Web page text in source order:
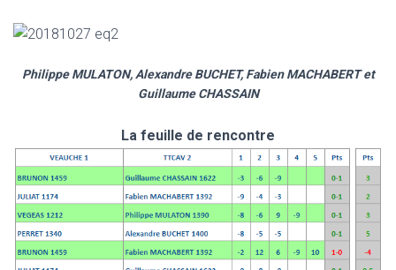
Philippe MULATON, Alexandre BUCHET, Fabien MACHABERT et
Guillaume CHASSAIN
La feuille de rencontre